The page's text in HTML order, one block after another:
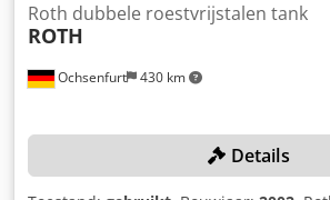
Ochsenfurt 430 km
Roth dubbele roestvrijstalen tank
ROTH
Details